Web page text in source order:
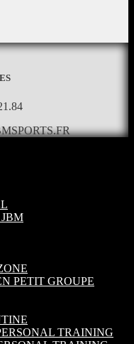
PETIT GROUPE
TRAINING